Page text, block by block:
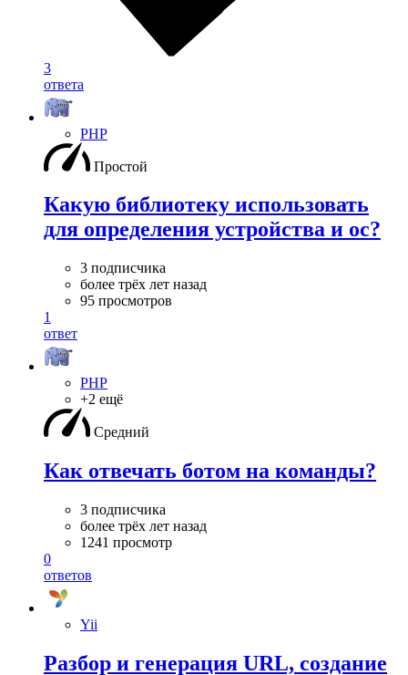
3
ответа
PHP
Простой
Какую библиотеку использовать
для определения устройства и ос?
3 подписчика
более трёх лет назад
95 просмотров
1
ответ
PHP
+2 ещё
Средний
Как отвечать ботом на команды?
3 подписчика
более трёх лет назад
1241 просмотр
0
ответов
Yii
Разбор и генерация URL, создание